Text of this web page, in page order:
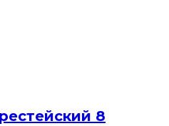
8